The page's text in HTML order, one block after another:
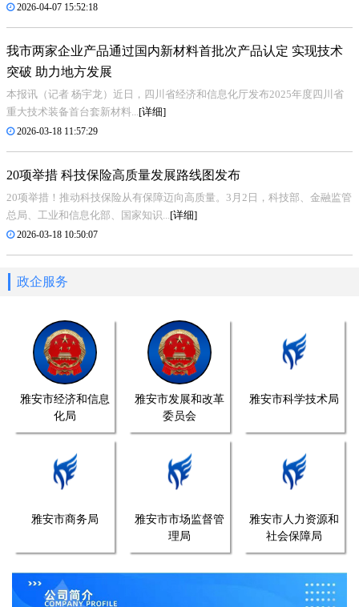
2026-04-07 15:52:18
我市两家企业产品通过国内新材料首批次产品认定 实现技术
突破 助力地方发展
本报讯（记者 杨宇龙）近日，四川省经济和信息化厅发布2025年度四川省
重大技术装备首台套新材料... [详细]
2026-03-18 11:57:29
20项举措 科技保险高质量发展路线图发布
20项举措！推动科技保险从有保障迈向高质量。3月2日，科技部、金融监管
总局、工业和信息化部、国家知识... [详细]
2026-03-18 10:50:07
政企服务
雅安市经济和信息
化局
雅安市发展和改革
委员会
雅安市科学技术局
雅安市商务局
雅安市市场监督管
理局
雅安市人力资源和
社会保障局